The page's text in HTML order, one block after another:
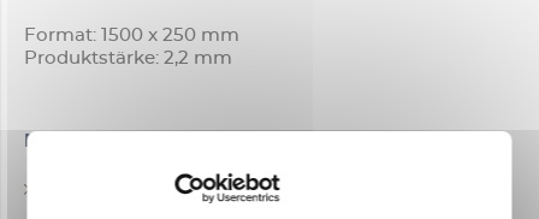
Format: 1500 x 250 mm
Produktstärke: 2,2 mm
Downloads
TECHNISCHES DATENBLATT